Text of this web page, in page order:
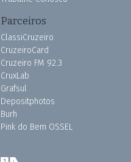
Parceiros
ClassiCruzeiro
CruzeiroCard
Cruzeiro FM 92.3
CruxLab
Grafsul
Depositphotos
Burh
Pink do Bem OSSEL